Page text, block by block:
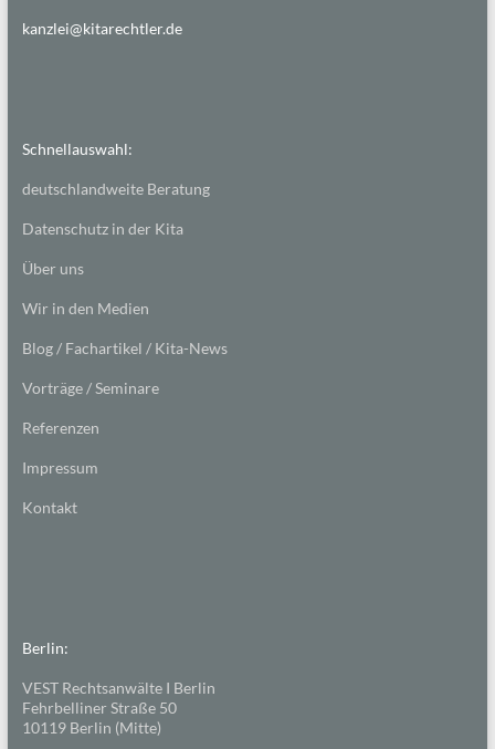
kanzlei@kitarechtler.de
Schnellauswahl:
deutschlandweite Beratung
Datenschutz in der Kita
Über uns
Wir in den Medien
Blog / Fachartikel / Kita-News
Vorträge / Seminare
Referenzen
Impressum
Kontakt
Berlin:
VEST Rechtsanwälte I Berlin
Fehrbelliner Straße 50
10119 Berlin (Mitte)